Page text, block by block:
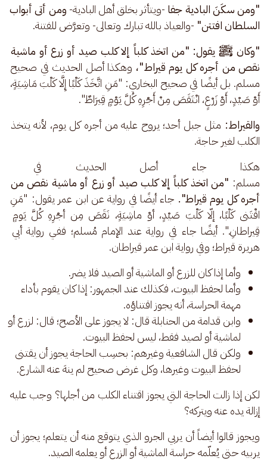
"ومن سكَنَ البادية جفا -ويتأثر بخلق أهل البادية- ومن أتى أبواب
السلطان افتتن" -والعياذ بالله تبارك وتعالى- وتعرَّض للفتنة.
"وكان ﷺ يقول: "من اتخذ كلباً إلا كلب صيد أو زرع أو ماشية
نقص من أجره كل يوم قيراط"، وهكذا أصل الحديث في صحيح
مسلم. بل أيضًا في صحيح البخاري: "مَنِ اتَّخَذَ كَلْبًا إِلَّا كَلْبَ مَاشِيَةٍ،
أَوْ صَيْدٍ، أَوْ زَرْعٍ، انْتَقَصَ مِنْ أَجْرِهِ كُلَّ يَوْمٍ قِيرَاطٌ".
والقيراط: مثل جبل أحد؛ يروح عليه من أجره كل يوم، لأنه يتخذ
الكلب لغير حاجة.
هكذا جاء أصل الحديث في
مسلم: "من اتخذ كلباً إلا كلب صيد أو زرع أو ماشية نقص من
أجره كل يوم قيراط". جاء أيضًا في رواية عن ابن عمر يقول: "مَنِ
اقْتَنى كَلْبًا، إلّا كَلْبَ صَيْدٍ، أوْ ماشِيَةٍ، نَقَصَ مِن أجْرِهِ كُلَّ يَومٍ
قِيراطانِ.". أيضًا جاء في رواية عند الإمام مُسلم؛ ففي رواية أبي
هريرة قيراط؛ وفي رواية ابن عمر قيراطان.
وأما إذا كان للزرع أو الماشية أو الصيد فلا يضر.
وأما لحفظ البيوت، فكذلك عند الجمهور: إذا كان يقوم بأداء
مهمة الحراسة، أنه يجوز اقتناؤه.
وابن قدامة من الحنابلة قال: لا يجوز على الأصح؛ قال: لزرع أو
لماشية أو لصيد فقط، ليس لحفظ البيوت.
ولكن قال الشافعية وغيرهم: بحسِب الحاجة يجوز أن يقتنى
لحفظ البيوت وغيرها، وكل غرض صحيح لم ينهَ عنه الشارع.
لكن إذا زالت الحاجة التي يجوز اقتناء الكلب من أجلها؟ وجب عليه
إزالة يده عنه ويتركه؟
ويجوز قالوا أيضاً أن يربي الجرو الذي يتوقع منه أن يتعلم؛ يجوز أن
يربيه حتى يُعلّمه حراسة الماشية أو الزرع أو يعلمه الصيد.